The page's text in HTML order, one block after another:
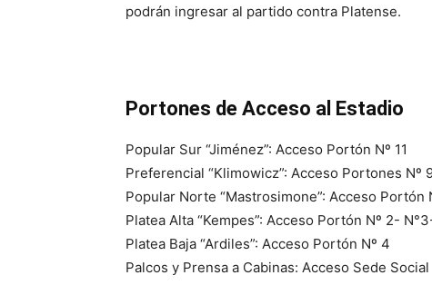
podrán ingresar al partido contra Platense.
Portones de Acceso al Estadio
Popular Sur “Jiménez”: Acceso Portón Nº 11
Preferencial “Klimowicz”: Acceso Portones Nº
Popular Norte “Mastrosimone”: Acceso Portón
Platea Alta “Kempes”: Acceso Portón Nº 2-
Platea Baja “Ardiles”: Acceso Portón Nº 4
Palcos y Prensa a Cabinas: Acceso Sede Social